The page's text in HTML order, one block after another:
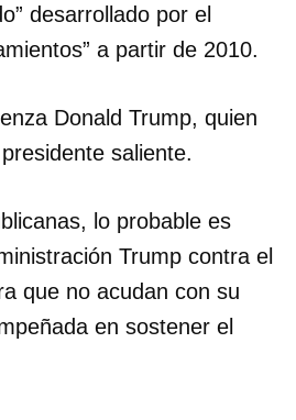
desarrollado por el
a partir de 2010.
Donald Trump, quien
saliente.
lo probable es
Trump contra el
que no acudan con su
en sostener el